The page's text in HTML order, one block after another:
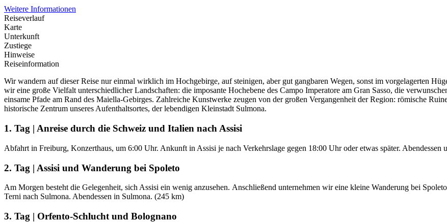
Weitere Informationen
Reiseverlauf
Karte
Unterkunft
Zustiege
Hinweise
Reiseinformation
Wir wandern auf dieser Reise nur einmal wirklich im Hochgebirge, auf steinigen, aber gut gangbaren Wegen, sonst im vorgelagerten
wir eine große Vielfalt unterschiedlicher Landschaften: die imposante Hochebene des Campo Imperatore am Gran Sasso, die
einsame Pfade am Rand des Maiella-Gebirges. Zahlreiche Kunstwerke zeugen von der großen Vergangenheit der Region: römische
historische Zentrum unseres Aufenthaltsortes, der lebendigen Kleinstadt Sulmona.
1. Tag | Anreise durch die Schweiz und Italien nach Assisi
Abfahrt in Freiburg, Konzerthaus, um 6:00 Uhr. Ankunft in Assisi je nach Verkehrslage gegen 18:00 Uhr oder etwas später. Abendessen
2. Tag | Assisi und Wanderung bei Spoleto
Am Morgen besteht die Gelegenheit, sich Assisi ein wenig anzusehen. An­schließend unternehmen wir eine kleine Wanderung bei
Terni nach Sulmona. Abendessen in Sulmona. (245 km)
3. Tag | Orfento-Schlucht und Bolognano